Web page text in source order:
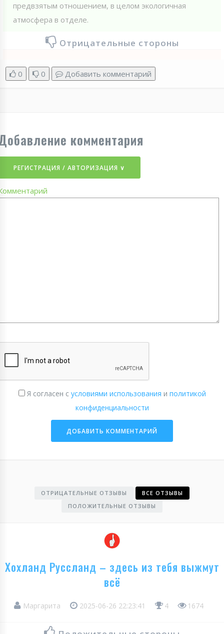
предвзятым отношением, в целом экологичная
атмосфера в отделе.
Отрицательные стороны
0 0 Добавить комментарий
комментария
РЕГИСТРАЦИЯ / АВТОРИЗАЦИЯ ∨
Я согласен с условиями использования и политикой
конфиденциальности
ОТРИЦАТЕЛЬНЫЕ ОТЗЫВЫ
ВСЕ ОТЗЫВЫ
ПОЛОЖИТЕЛЬНЫЕ ОТЗЫВЫ
Хохланд Руссланд – здесь из тебя выжмут
всё
Маргарита 2025-06-26 22:23:41 4 1674